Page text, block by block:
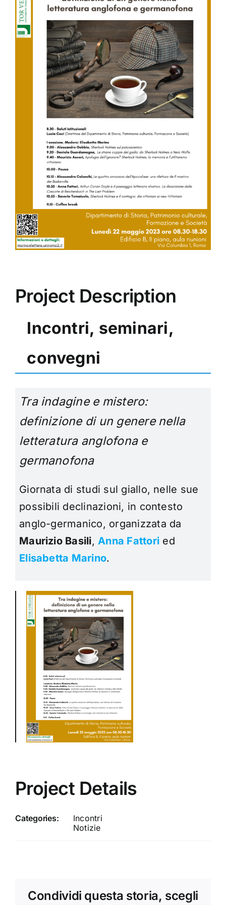
Image
Project Description
Incontri, seminari,
convegni
Tra indagine e mistero:
definizione di un genere nella
letteratura anglofona e
germanofona
Giornata di studi sul giallo, nelle sue
possibili declinazioni, in contesto
anglo-germanico, organizzata da
Maurizio Basili, Anna Fattori ed
Elisabetta Marino.
Project Details
Categories:
Incontri
Notizie
Condividi questa storia, scegli